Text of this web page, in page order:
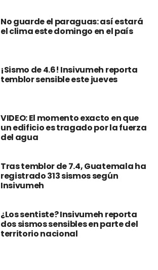
No guarde el paraguas: así estará
el clima este domingo en el país
¡Sismo de 4.6! Insivumeh reporta
temblor sensible este jueves
VIDEO: El momento exacto en que
un edificio es tragado por la fuerza
del agua
Tras temblor de 7.4, Guatemala ha
registrado 313 sismos según
Insivumeh
¿Los sentiste? Insivumeh reporta
dos sismos sensibles en parte del
territorio nacional